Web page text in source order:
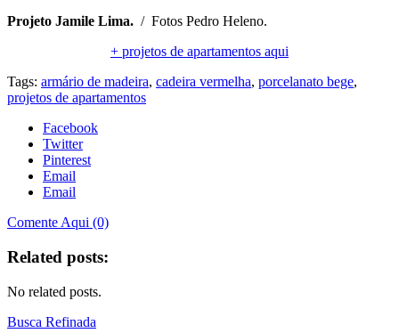
Projeto Jamile Lima. / Fotos Pedro Heleno.
+ projetos de apartamentos aqui
Tags: armário de madeira, cadeira vermelha, porcelanato bege,
projetos de apartamentos
Facebook
Twitter
Pinterest
Email
Email
Comente Aqui (0)
Related posts:
No related posts.
Busca Refinada